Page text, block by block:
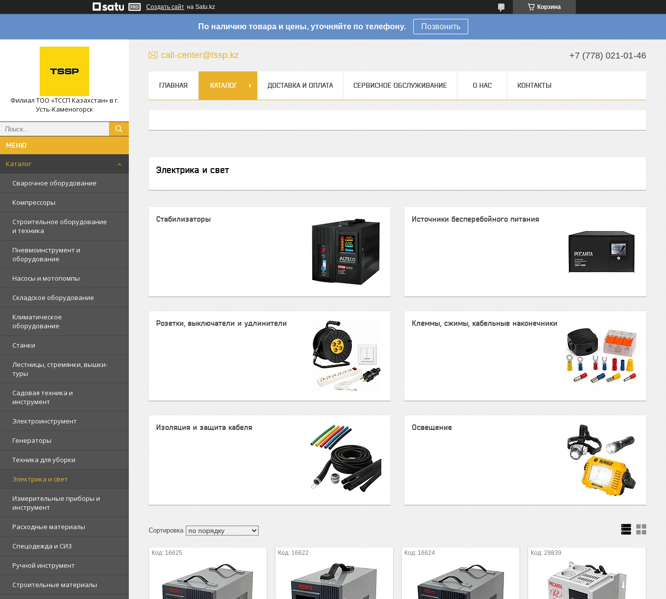
Создать сайт на Satu.kz Корзина
По наличию товара и цены, уточняйте по телефону. Позвонить
Филиал ТОО «ТССП Казахстан» в г.
Усть-Каменогорск
Каталог
Сварочное оборудование
Компрессоры
Строительное оборудование
и техника
Пневмоинструмент и
оборудование
Насосы и мотопомпы
Складское оборудование
Климатическое
оборудование
Станки
Лестницы, стремянки, вышки-
туры
Садовая техника и
инструмент
Электроинструмент
Генераторы
Техника для уборки
Электрика и свет
Измерительные приборы и
инструмент
Расходные материалы
Спецодежда и СИЗ
Ручной инструмент
Строительные материалы
call-center@tssp.kz +7 (778) 021-01-46
ГЛАВНАЯ КАТАЛОГ ДОСТАВКА И ОПЛАТА СЕРВИСНОЕ ОБСЛУЖИВАНИЕ О НАС КОНТАКТЫ
Электрика и свет
Стабилизаторы Источники бесперебойного питания
Розетки, выключатели и удлинители Клеммы, сжимы, кабельные наконечники
Изоляция и защита кабеля Освещение
16625 16622 16624 29839